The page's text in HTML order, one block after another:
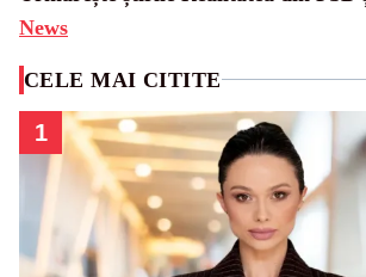
News
CELE MAI CITITE
1